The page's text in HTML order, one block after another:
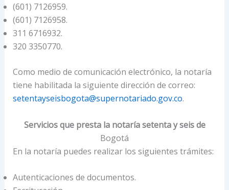
(601) 7126959.
(601) 7126958.
311 6716932.
320 3350770.
Como medio de comunicación electrónico, la notaría
tiene habilitada la siguiente dirección de correo:
setentayseisbogota@supernotariado.gov.co.
Servicios que presta la notaría setenta y seis de
Bogotá
En la notaría puedes realizar los siguientes trámites:
Autenticaciones de documentos.